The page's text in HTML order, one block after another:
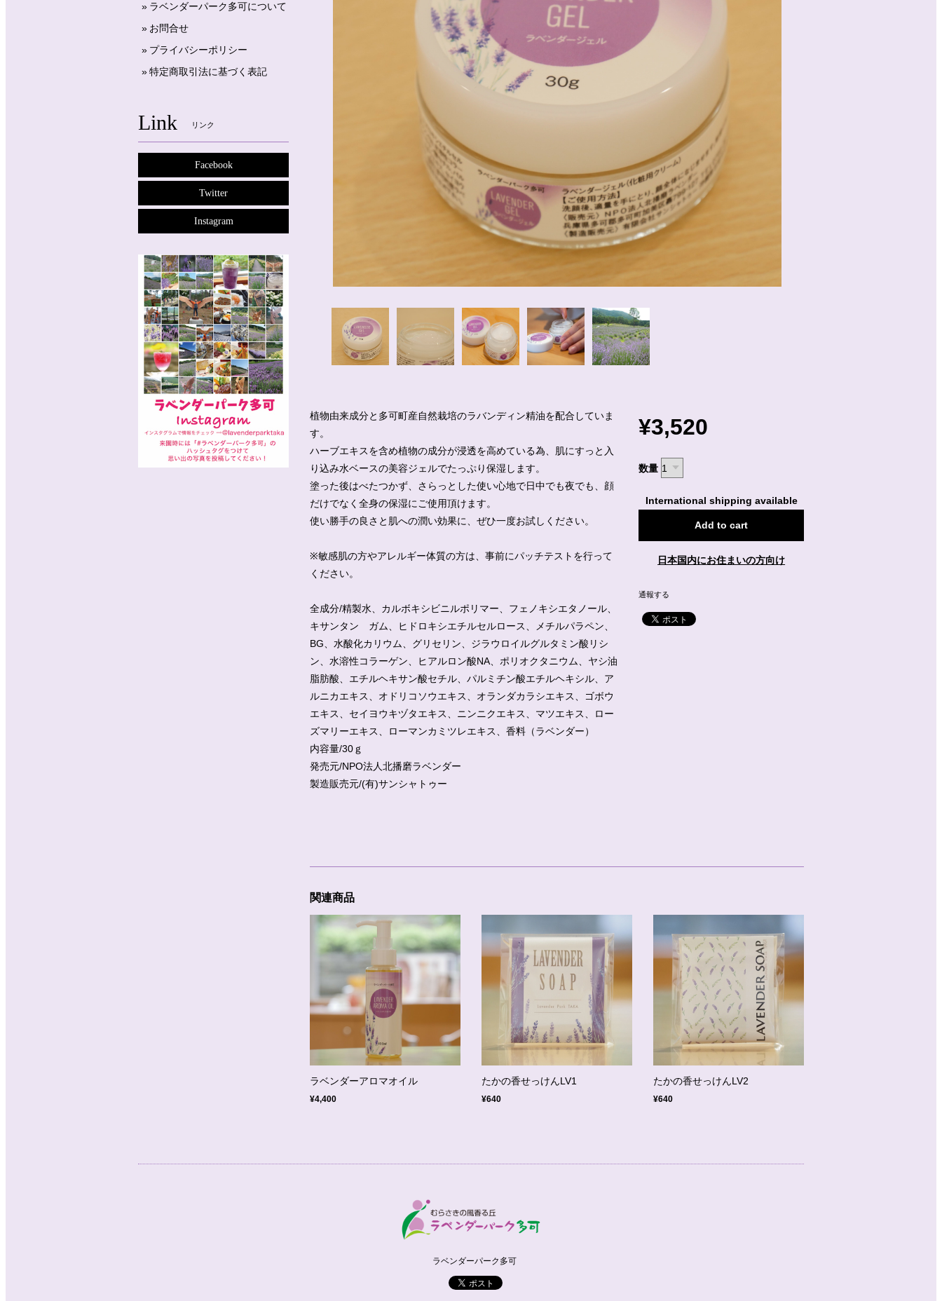
植物由来成分と多可町産自然栽培のラバンディン精油を配合していま
す。
ハーブエキスを含め植物の成分が浸透を高めている為、肌にすっと入
り込み水ベースの美容ジェルでたっぷり保湿します。
塗った後はべたつかず、さらっとした使い心地で日中でも夜でも、顔
だけでなく全身の保湿にご使用頂けます。
使い勝手の良さと肌への潤い効果に、ぜひ一度お試しください。
※敏感肌の方やアレルギー体質の方は、事前にパッチテストを行って
ください。
全成分/精製水、カルボキシビニルポリマー、フェノキシエタノール、
キサンタン ガム、ヒドロキシエチルセルロース、メチルパラペン、
BG、水酸化カリウム、グリセリン、ジラウロイルグルタミン酸リシ
ン、水溶性コラーゲン、ヒアルロン酸NA、ポリオクタニウム、ヤシ油
脂肪酸、エチルヘキサン酸セチル、パルミチン酸エチルヘキシル、ア
ルニカエキス、オドリコソウエキス、オランダカラシエキス、ゴボウ
エキス、セイヨウキヅタエキス、ニンニクエキス、マツエキス、ロー
ズマリーエキス、ローマンカミツレエキス、香料（ラベンダー）
内容量/30ｇ
発売元/NPO法人北播磨ラベンダー
製造販売元/(有)サンシャトゥー
¥3,520
数量
International shipping available
Add to cart
日本国内にお住まいの方向け
通報する
関連商品
ラベンダーアロマオイル
¥4,400
たかの香せっけんLV1
¥640
たかの香せっけんLV2
¥640
ラベンダーパーク多可について
お問合せ
プライバシーポリシー
特定商取引法に基づく表記
Link リンク
Facebook
Twitter
Instagram
ラベンダーパーク多可